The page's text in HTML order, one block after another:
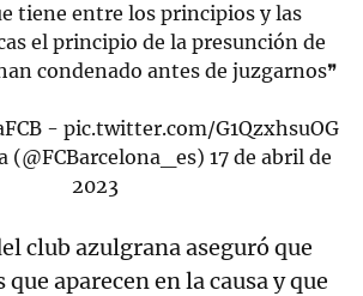
tiene entre los principios y las
el principio de la presunción de
condenado antes de juzgarnos❞
- pic.twitter.com/G1QzxhsuOG
(@FCBarcelona_es) 17 de abril de
2023
club azulgrana aseguró que
que aparecen en la causa y que